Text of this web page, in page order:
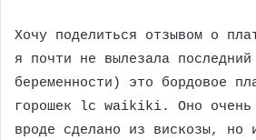
Хочу поделиться отзывом о
я почти не вылезала последний
беременности) это бордовое
горошек lc waikiki. Оно очень
вроде сделано из вискозы, но